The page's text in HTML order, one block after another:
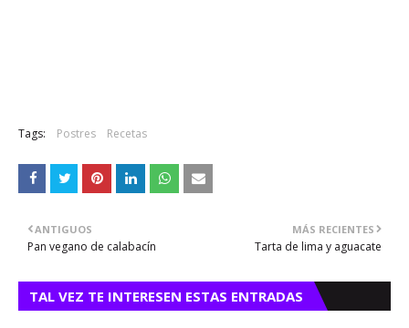
Tags: Postres Recetas
MÁS RECIENTES
Tarta de lima y aguacate
ANTIGUOS
Pan vegano de calabacín
TAL VEZ TE INTERESEN ESTAS ENTRADAS